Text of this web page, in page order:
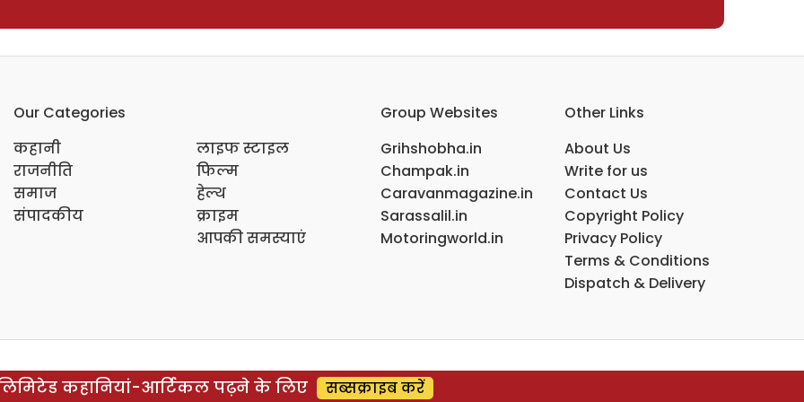
Our Categories
कहानी
राजनीति
समाज
संपादकीय
लाइफ स्टाइल
फिल्म
हेल्थ
क्राइम
आपकी समस्याएं
Group Websites
Grihshobha.in
Champak.in
Caravanmagazine.in
Sarassalil.in
Motoringworld.in
Other Links
About Us
Write for us
Contact Us
Copyright Policy
Privacy Policy
Terms & Conditions
Dispatch & Delivery
कहानियां-आर्टिकल पढ़ने के लिए सब्सक्राइब करें